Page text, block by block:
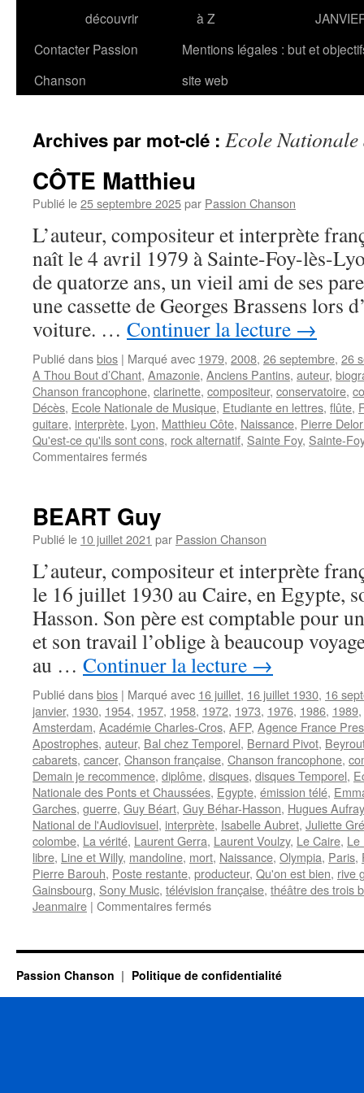
découvrir
à Z
Contacter Passion
Chanson
Mentions légales : but et
site web
Archives par mot-clé : Ecole Nationale
CÔTE Matthieu
Publié le25 septembre 2025par Passion Chanson
L’auteur, compositeur et interprète
naît le 4 avril 1979 à Sainte-Foy-lès-
de quatorze ans, un vieil ami de ses
une cassette de Georges Brassens lors
voiture. … Continuer la lecture →
Publié dansbios | Marqué avec 1979, 2008, 26 septembre, 26
A Thou Bout d’Chant, Amazonie, Anciens Pantins, auteur,
Chanson francophone, clarinette, compositeur, conservatoire,
Décès, Ecole Nationale de Musique, Etudiante en lettres, flûte,
guitare, interprète, Lyon, Matthieu Côte, Naissance, Pierre
Qu'est-ce qu'ils sont cons, rock alternatif, Sainte Foy, Sainte-
Commentaires ferméssur
BEART Guy
Publié le 10 juillet 2021 par Passion Chanson
L’auteur, compositeur et interprète
le 16 juillet 1930 au Caire, en Egypte,
Hasson. Son père est comptable pour
et son travail l’oblige à beaucoup
au … Continuer la lecture →
Publié dansbios | Marqué avec 16 juillet, 16 juillet 1930, 16
janvier, 1930, 1954, 1957, 1958, 1972, 1973, 1976, 1986, 1989,
Amsterdam, Académie Charles-Cros, AFP, Agence France
Apostrophes, auteur, Bal chez Temporel, Bernard Pivot,
cabarets, cancer, Chanson française, Chanson francophone,
Demain je recommence, diplôme, disques, disques Temporel,
Nationale des Ponts et Chaussées, Egypte, émission télé,
Garches, guerre, Guy Béart, Guy Béhar-Hasson, Hugues Aufray
National de l'Audiovisuel, interprète, Isabelle Aubret, Juliette
colombe, La vérité, Laurent Gerra, Laurent Voulzy, Le Caire, Le
libre, Line et Willy, mandoline, mort, Naissance, Olympia, Paris,
Pierre Barouh, Poste restante, producteur, Qu'on est bien, rive
Gainsbourg, Sony Music, télévision française, théâtre des trois
Jeanmaire | Commentaires ferméssur
Passion Chanson Politique de confidentialité